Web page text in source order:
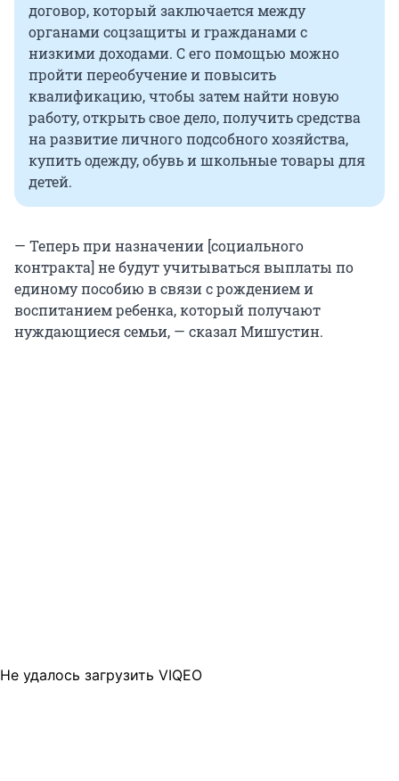
договор, который заключается между
органами соцзащиты и гражданами с
низкими доходами. С его помощью можно
пройти переобучение и повысить
квалификацию, чтобы затем найти новую
работу, открыть свое дело, получить средства
на развитие личного подсобного хозяйства,
купить одежду, обувь и школьные товары для
детей.
— Теперь при назначении [социального
контракта] не будут учитываться выплаты по
единому пособию в связи с рождением и
воспитанием ребенка, который получают
нуждающиеся семьи, — сказал Мишустин.
Не удалось загрузить VIQEO